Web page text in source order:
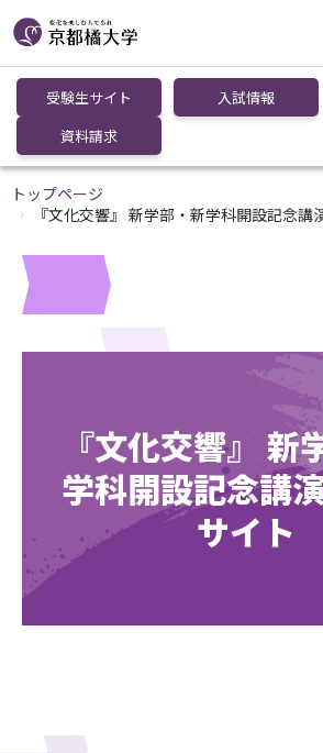
受験生サイト 入試情報
資料請求
トップページ
『文化交響』 新学部・新学科開設記念講
『文化交響』 新
学科開設記念講
サイト